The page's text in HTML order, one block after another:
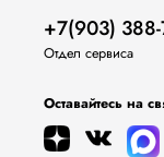
+7(903)
Отдел сервиса
Оставайтесь на